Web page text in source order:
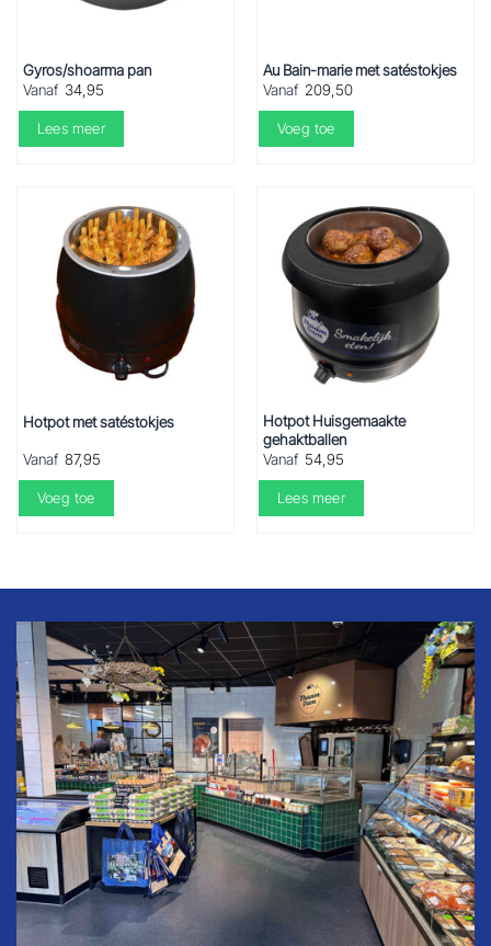
Gyros/shoarma pan
Vanaf 34,95
Lees meer
Au Bain-marie met satéstokjes
Vanaf 209,50
Voeg toe
Hotpot met satéstokjes
Vanaf 87,95
Voeg toe
Hotpot Huisgemaakte
gehaktballen
Vanaf 54,95
Lees meer